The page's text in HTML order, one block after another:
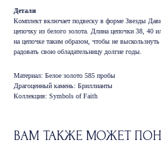
Детали
Комплект включает подвеску в форме Звезды
цепочку из белого золота. Длина цепочки 38, 40
на цепочке таким образом, чтобы не
радовать свою обладательницу долгие годы.
Материал: Белое золото 585 пробы
Драгоценный камень: Бриллианты
Коллекция: Symbols of Faith
ВАМ ТАКЖЕ МОЖЕТ